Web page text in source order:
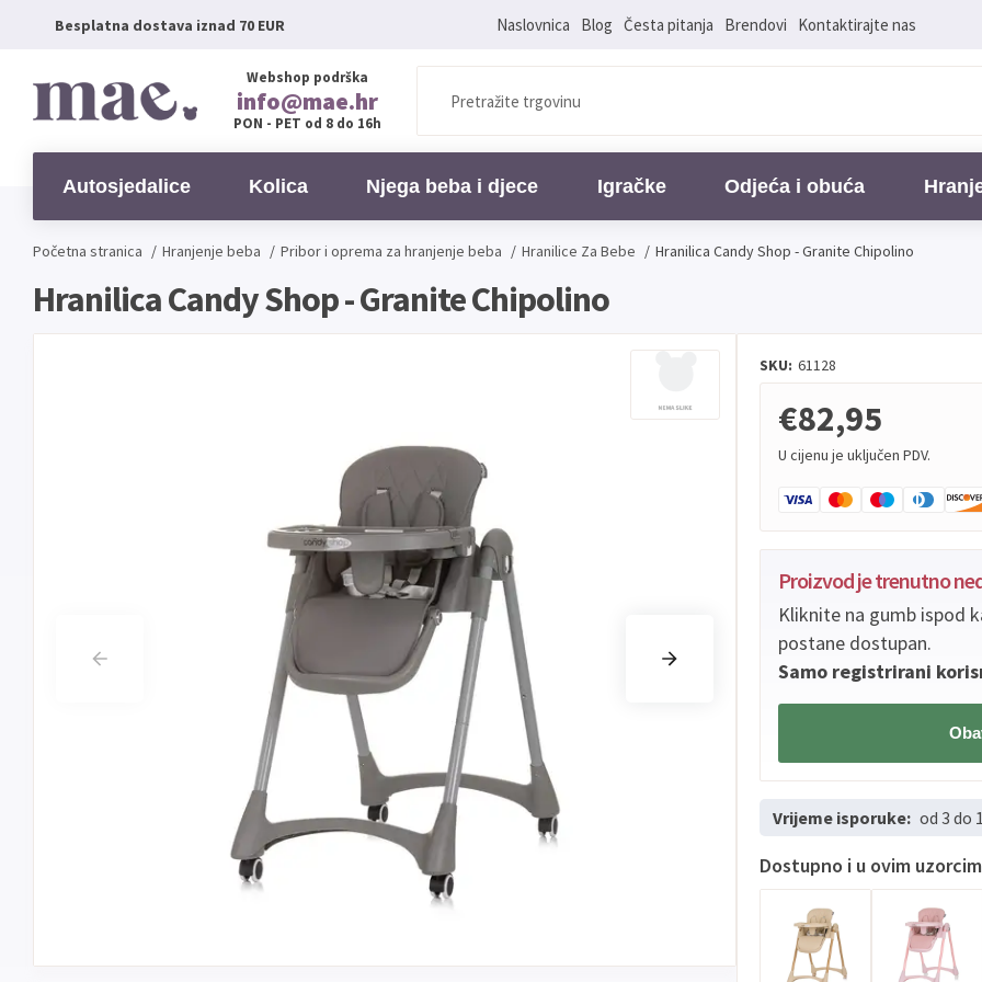
Besplatna dostava iznad 70 EUR Naslovnica Blog Česta pitanja Brendovi Kontaktirajte nas
Webshop podrška
info@mae.hr
PON - PET od 8 do 16h
Autosjedalice Kolica Njega beba i djece Igračke Odjeća i obuća
Početna stranica / Hranjenje beba / Pribor i oprema za hranjenje beba / Hranilice Za Bebe / Hranilica Candy Shop - Granite Chipolino
Hranilica Candy Shop - Granite Chipolino
SKU: 61128
€82,95
U cijenu je uključen PDV.
Proizvod je trenutno
Kliknite na gumb ispod
postane dostupan.
Samo registrirani
Vrijeme isporuke: od 3 do
Dostupno i u ovim